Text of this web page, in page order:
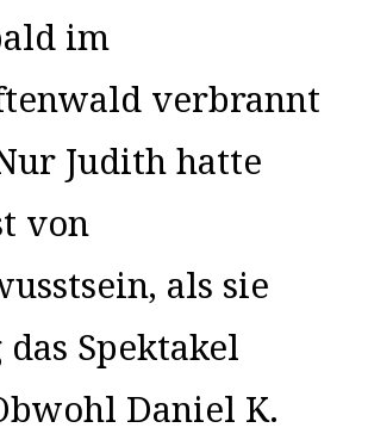
im
verbrannt
Judith hatte
von
als sie
Spektakel
Daniel K.